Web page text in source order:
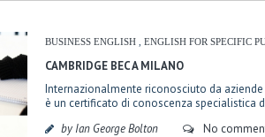
BUSINESS ENGLISH ENGLISH FOR SPECIFIC
CAMBRIDGE BEC A MILANO
Internazionalmente riconosciuto da
è un certificato di conoscenza specialistica
by Ian George Bolton
No